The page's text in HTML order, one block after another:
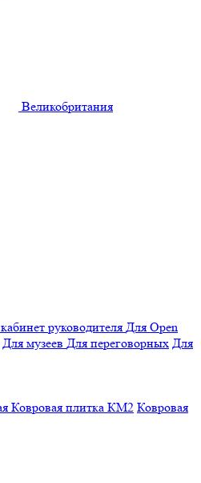
Великобритания
руководителя Для Open
Для музеев Для переговорных Для
Ковровая плитка КМ2 Ковровая